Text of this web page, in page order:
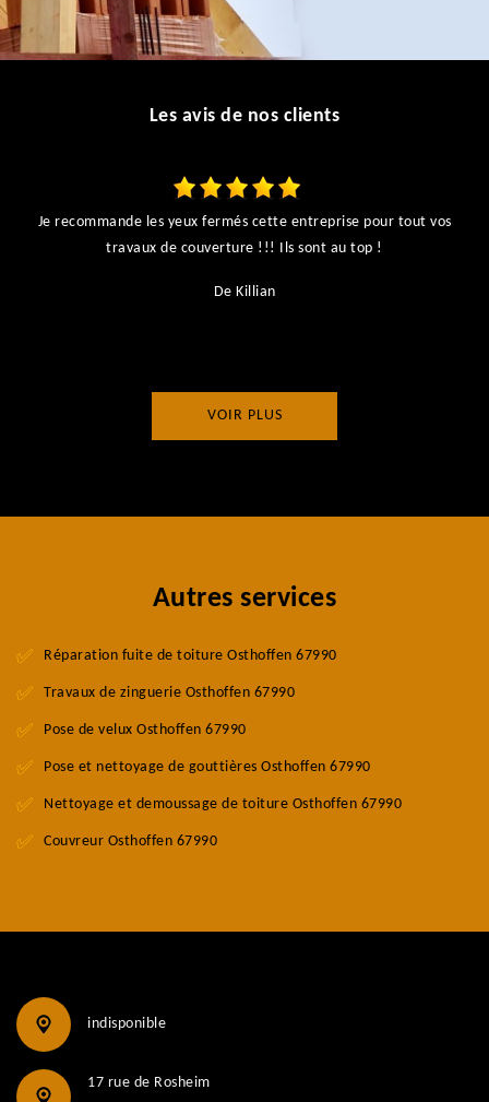
Les avis de nos clients
Je recommande les yeux fermés cette entreprise pour tout vos
travaux de couverture !!! Ils sont au top !
De Killian
VOIR PLUS
Autres services
Réparation fuite de toiture Osthoffen 67990
Travaux de zinguerie Osthoffen 67990
Pose de velux Osthoffen 67990
Pose et nettoyage de gouttières Osthoffen 67990
Nettoyage et demoussage de toiture Osthoffen 67990
Couvreur Osthoffen 67990
indisponible
17 rue de Rosheim